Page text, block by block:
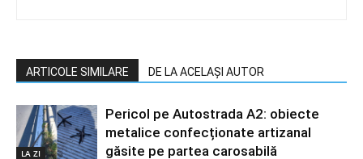
ARTICOLE SIMILARE DE LA ACELAȘI AUTOR
LA ZI
Pericol pe Autostrada A2: obiecte
metalice confecționate artizanal
găsite pe partea carosabilă